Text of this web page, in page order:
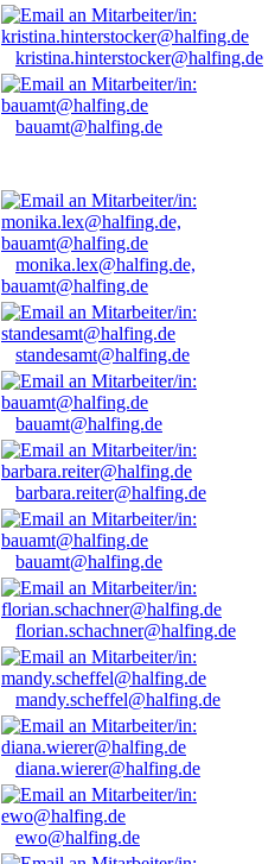
kristina.hinterstocker@halfing.de
bauamt@halfing.de
monika.lex@halfing.de,
bauamt@halfing.de
standesamt@halfing.de
bauamt@halfing.de
barbara.reiter@halfing.de
bauamt@halfing.de
florian.schachner@halfing.de
mandy.scheffel@halfing.de
diana.wierer@halfing.de
ewo@halfing.de